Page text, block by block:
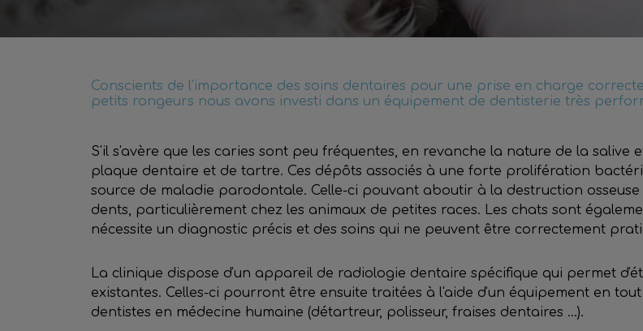
Conscients de l'importance des soins dentaires pour une prise en charge
petits rongeurs nous avons investi dans un équipement de dentisterie très
S'il s'avère que les caries sont peu fréquentes, en revanche la nature de la
plaque dentaire et de tartre. Ces dépôts associés à une forte prolifération
source de maladie parodontale. Celle-ci pouvant aboutir à la destruction
dents, particulièrement chez les animaux de petites races. Les chats sont
nécessite un diagnostic précis et des soins qui ne peuvent être correctement
La clinique dispose d'un appareil de radiologie dentaire spécifique qui permet
existantes. Celles-ci pourront être ensuite traitées à l'aide d'un équipement en
dentistes en médecine humaine (détartreur, polisseur, fraises dentaires ...).